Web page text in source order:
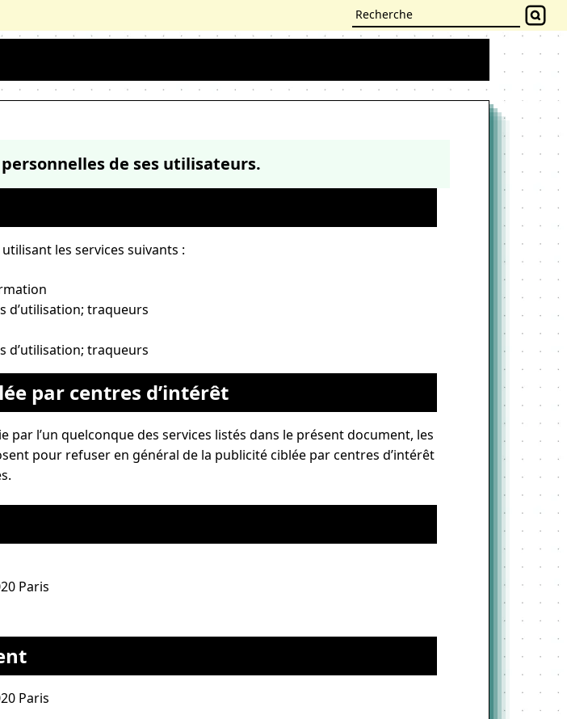
de ses utilisateurs.
les services suivants :
d’utilisation; traqueurs
d’utilisation; traqueurs
par centres d’intérêt
l’un quelconque des services listés dans le présent document, les
pour refuser en général de la publicité ciblée par centres d’intérêt
Paris
Paris